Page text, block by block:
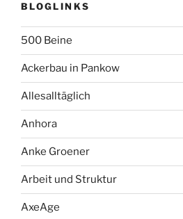
BLOGLINKS
500 Beine
Ackerbau in Pankow
Allesalltäglich
Anhora
Anke Groener
Arbeit und Struktur
AxeAge